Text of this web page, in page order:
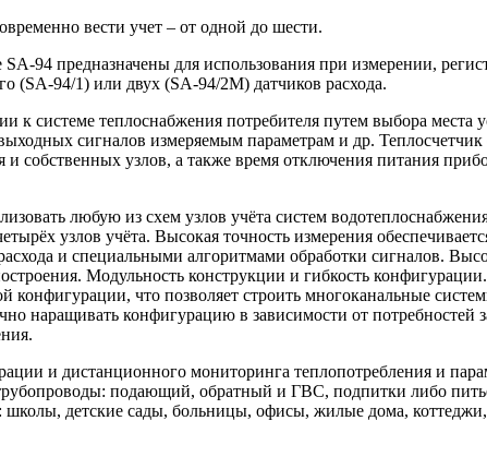
вести учет – от одной до шести.
94 предназначены для иcпользования при измерении,
(SA-94/1) или двух (SA-94/2M) датчиков расхода.
к системе теплоснабжения потребителя путем выбора
сигналов измеряемым параметрам и др.
собственных узлов, а также время отключения питания
любую из схем узлов учёта систем
узлов учёта. Высокая точность измерения
и специальными алгоритмами обработки сигналов.
Модульность конструкции и гибкость
конфигурации, что позволяет строить многоканальные
наращивать конфигурацию в зависимости от
и дистанционного мониторинга теплопотребления и
подающий, обратный и ГВС, подпитки либо
детские сады, больницы, офисы, жилые дома,